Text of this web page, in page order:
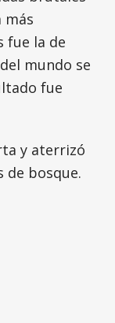
más
fue la de
mundo se
fue
y aterrizó
de bosque.